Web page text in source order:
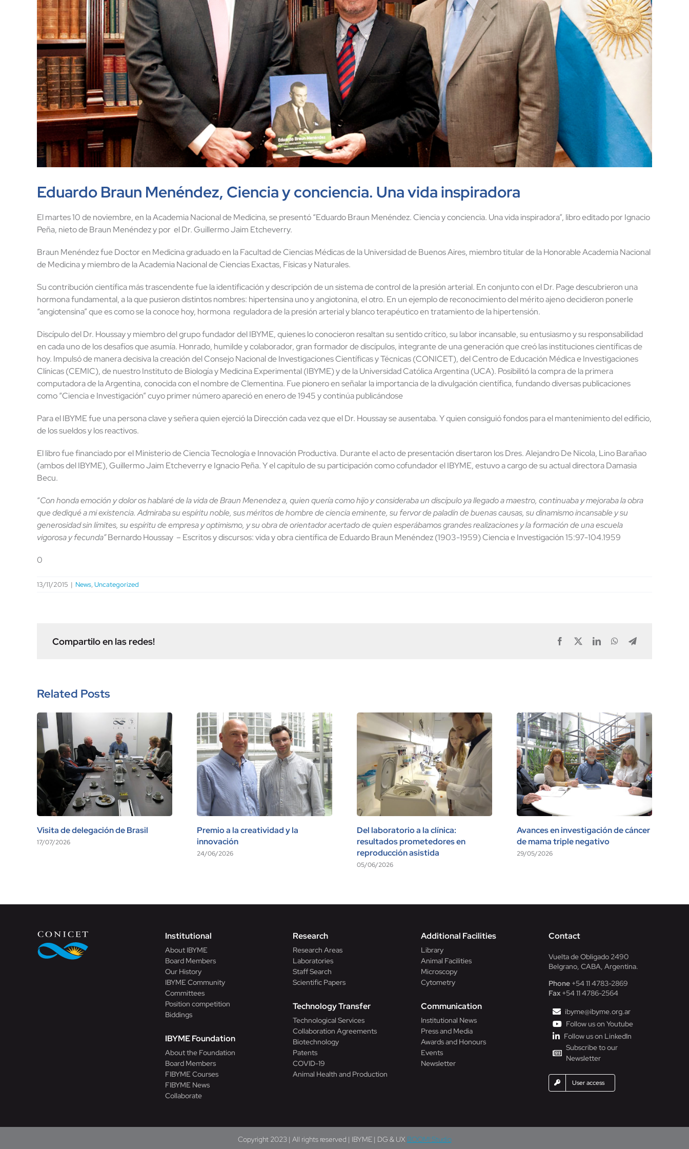
Eduardo Braun Menéndez, Ciencia y conciencia. Una vida inspiradora
El martes 10 de noviembre, en la Academia Nacional de Medicina, se presentó “Eduardo Braun Menéndez. Ciencia y conciencia. Una vida inspiradora”, libro editado por Ignacio
Peña, nieto de Braun Menéndez y por el Dr. Guillermo Jaim Etcheverry.
Braun Menéndez fue Doctor en Medicina graduado en la Facultad de Ciencias Médicas de la Universidad de Buenos Aires, miembro titular de la Honorable Academia Nacional
de Medicina y miembro de la Academia Nacional de Ciencias Exactas, Físicas y Naturales.
Su contribución científica más trascendente fue la identificación y descripción de un sistema de control de la presión arterial. En conjunto con el Dr. Page descubrieron una
hormona fundamental, a la que pusieron distintos nombres: hipertensina uno y angiotonina, el otro. En un ejemplo de reconocimiento del mérito ajeno decidieron ponerle
“angiotensina” que es como se la conoce hoy, hormona reguladora de la presión arterial y blanco terapéutico en tratamiento de la hipertensión.
Discípulo del Dr. Houssay y miembro del grupo fundador del IBYME, quienes lo conocieron resaltan su sentido crítico, su labor incansable, su entusiasmo y su responsabilidad
en cada uno de los desafíos que asumía. Honrado, humilde y colaborador, gran formador de discípulos, integrante de una generación que creó las instituciones científicas de
hoy. Impulsó de manera decisiva la creación del Consejo Nacional de Investigaciones Científicas y Técnicas (CONICET), del Centro de Educación Médica e Investigaciones
Clínicas (CEMIC), de nuestro Instituto de Biología y Medicina Experimental (IBYME) y de la Universidad Católica Argentina (UCA). Posibilitó la compra de la primera
computadora de la Argentina, conocida con el nombre de Clementina. Fue pionero en señalar la importancia de la divulgación científica, fundando diversas publicaciones
como “Ciencia e Investigación” cuyo primer número apareció en enero de 1945 y continúa publicándose
Para el IBYME fue una persona clave y señera quien ejerció la Dirección cada vez que el Dr. Houssay se ausentaba. Y quien consiguió fondos para el mantenimiento del edificio,
de los sueldos y los reactivos.
El libro fue financiado por el Ministerio de Ciencia Tecnología e Innovación Productiva. Durante el acto de presentación disertaron los Dres. Alejandro De Nicola, Lino Barañao
(ambos del IBYME), Guillermo Jaim Etcheverry e Ignacio Peña. Y el capítulo de su participación como cofundador el IBYME, estuvo a cargo de su actual directora Damasia
Becu.
“Con honda emoción y dolor os hablaré de la vida de Braun Menendez a, quien quería como hijo y consideraba un discípulo ya llegado a maestro, continuaba y mejoraba la obra
que dediqué a mi existencia. Admiraba su espíritu noble, sus méritos de hombre de ciencia eminente, su fervor de paladín de buenas causas, su dinamismo incansable y su
generosidad sin límites, su espíritu de empresa y optimismo, y su obra de orientador acertado de quien esperábamos grandes realizaciones y la formación de una escuela
vigorosa y fecunda”Bernardo Houssay – Escritos y discursos: vida y obra científica de Eduardo Braun Menéndez (1903-1959) Ciencia e Investigación 15:97-104.1959
0
13/11/2015 | News,Uncategorized
Compartilo en las redes! Facebook LinkedInWhatsAppTelegram
Related Posts
Visita de delegación de Brasil
17/07/2026
Premio a la creatividad y la
innovación
24/06/2026
Del laboratorio a la clínica:
resultados prometedores en
reproducción asistida
05/06/2026
Avances en investigación de cáncer
de mama triple negativo
29/05/2026
Institutional
About IBYME
Board Members
Our History
IBYME Community
Committees
Position competition
Biddings
IBYME Foundation
About the Foundation
Board Members
FIBYME Courses
FIBYME News
Collaborate
Research
Research Areas
Laboratories
Staff Search
Scientific Papers
Technology Transfer
Technological Services
Collaboration Agreements
Biotechnology
Patents
COVID-19
Animal Health and Production
Additional Facilities
Library
Animal Facilities
Microscopy
Cytometry
Communication
Institutional News
Press and Media
Awards and Honours
Events
Newsletter
Contact
Vuelta de Obligado 2490
Belgrano, CABA, Argentina.
Phone +54 11 4783-2869
Fax +54 11 4786-2564
ibyme@ibyme.org.ar
Follow us on Youtube
Follow us on LinkedIn
Subscribe to our
Newsletter
User access
Copyright 2023 | All rights reserved | IBYME | DG & UX BOOM! Studio